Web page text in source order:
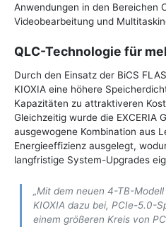
Anwendungen in den Bereichen
Videobearbeitung und
QLC-Technologie für
Durch den Einsatz der BiCS
KIOXIA eine höhere
Kapazitäten zu attraktiveren
Gleichzeitig wurde die EXCERIA
ausgewogene Kombination aus
Energieeffizienz ausgelegt,
langfristige System-Upgrades
„Mit dem neuen 4-TB-
KIOXIA dazu bei, PCIe-5.0-
einem größeren Kreis von